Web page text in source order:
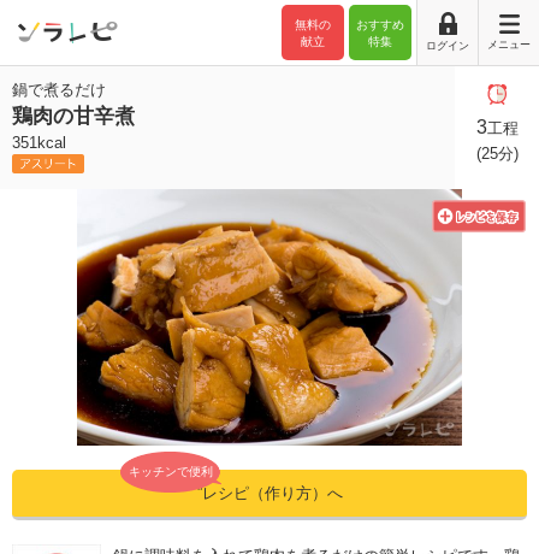
おすすめ
特集
無料の
献立
ログイン メニュー
鍋で煮るだけ
鶏肉の甘辛煮
351kcal
3工程
(25分)
キッチンで便利
”レシピ（作り方）へ